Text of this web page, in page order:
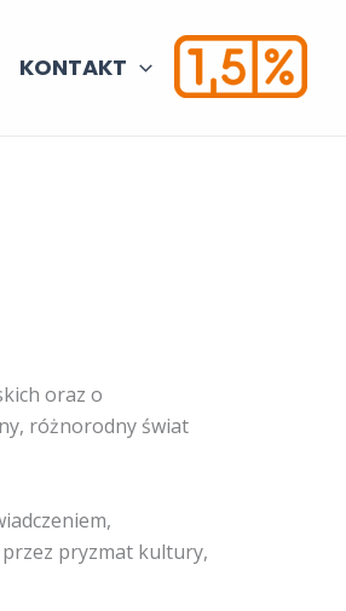
KONTAKT
oraz o
różnorodny świat
przez pryzmat kultury,